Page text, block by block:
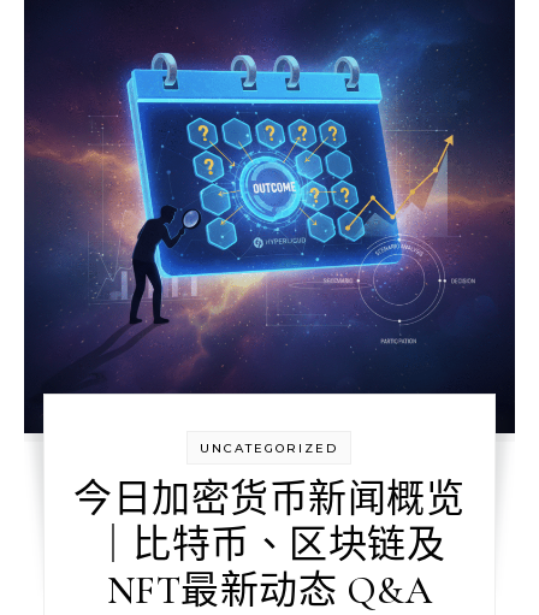
UNCATEGORIZED
今日加密货币新闻概览
｜比特币、区块链及
NFT最新动态 Q&A